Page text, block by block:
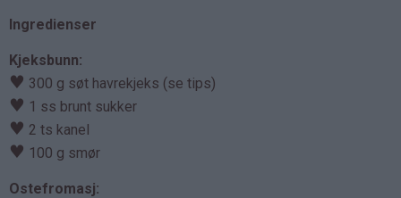
Ingredienser
Kjeksbunn:
♥ 300 g søt havrekjeks (se tips)
♥ 1 ss brunt sukker
♥ 2 ts kanel
♥ 100 g smør
Ostefromasj: